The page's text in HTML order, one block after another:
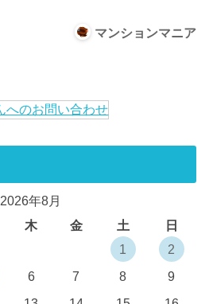
マンションマニア
2026年8月
木 金 土
日
1
2
6 7 8
9